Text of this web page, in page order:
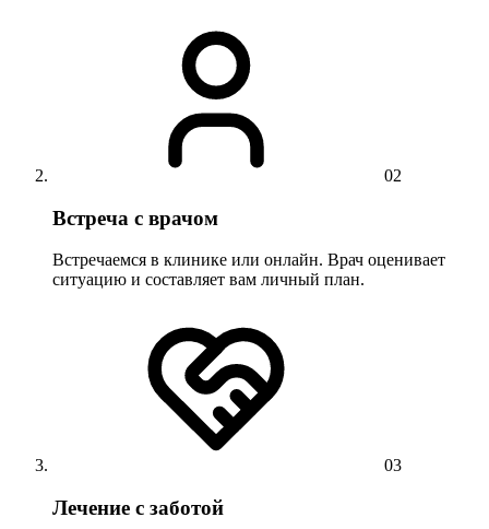
02
Встреча с врачом
Встречаемся в клинике или онлайн. Врач оценивает
ситуацию и составляет вам личный план.
03
Лечение с заботой